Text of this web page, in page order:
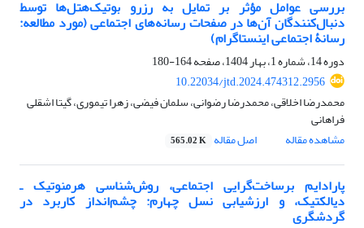
بررسی عوامل مؤثر بر تمایل به رزرو بوتیک‌هتل‌ها توسط
دنبال‌کنندگان آن‌ها در صفحات رسانه‌های اجتماعی (مورد مطالعه:
رسانۀ اجتماعی اینستاگرام)
دوره 14، شماره 1، بهار 1404، صفحه
164-180
10.22034/jtd.2024.474312.2956
محمدرضا اخلاقی، محمدرضا رضوانی، سلمان فیضی، زهرا تیموری، گیتا اشقلی
فراهانی
مشاهده مقاله
اصل مقاله 565.02 K
پارادایم برساخت‌گرایی اجتماعی، روش‌شناسی هرمنوتیک ـ
دیالکتیک، و ارزشیابی نسل چهارم: چشم‌انداز کاربرد در
گردشگری